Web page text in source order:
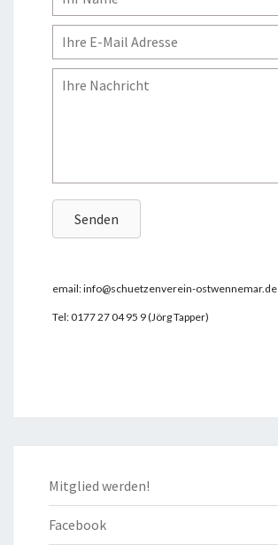
Senden
email: info@schuetzenverein-ostwennemar.de
Tel: 0177 27 04 95 9 (Jörg Tapper)
Mitglied werden!
Facebook